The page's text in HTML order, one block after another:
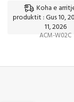
Koha e
produktit : Gus 10,
11, 2026
ACM-W02C